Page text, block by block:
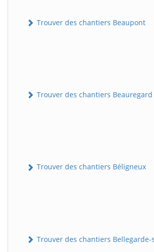
Trouver des chantiers Beaupont
Trouver des chantiers Beauregard
Trouver des chantiers Béligneux
Trouver des chantiers Bellegarde-